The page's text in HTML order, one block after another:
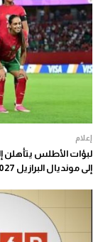
إعلام
لبؤات الأطلس يتأهلن
إلى مونديال البرازيل 2027